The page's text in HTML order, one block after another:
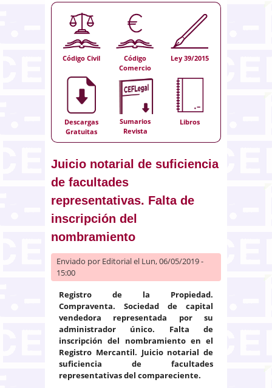
Código Civil
Código
Comercio
Ley 39/2015
Descargas
Gratuitas
Sumarios
Revista
Libros
Juicio notarial de suficiencia
de facultades
representativas. Falta de
inscripción del
nombramiento
Enviado por Editorialel Lun, 06/05/2019 -
15:00
Registro de la Propiedad.
Compraventa. Sociedad de capital
vendedora representada por su
administrador único. Falta de
inscripción del nombramiento en el
Registro Mercantil. Juicio notarial de
suficiencia de facultades
representativas del compareciente.